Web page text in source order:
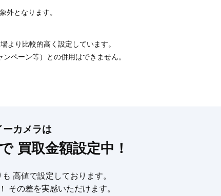
外となります。
より比較的高く設定しています。
ペーン等）との併用はできません。
ーカメラは
買取金額設定中！
も 高値で設定しております。
その差を実感いただけます。